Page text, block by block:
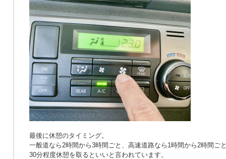
最後に休憩のタイミング。
一般道なら2時間から3時間ごと、高速道路なら1時間から2時間ご
30分程度休憩を取るといいと言われています。